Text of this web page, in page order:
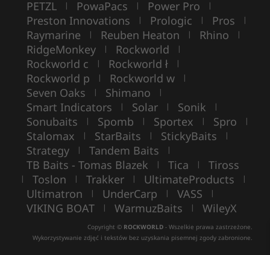
PETZL | PowaPacs | Power Pro |
Preston Innovations | Prologic | Pros |
Raymarine | Reuben Heaton | Rhino |
RidgeMonkey | Rockworld |
Rockworld c | Rockworld ł |
Rockworld p | Rockworld w |
Seven Oaks | Shimano |
Smart Indicators | Solar | Sonik |
Sonubaits | Spomb | Sportex | Spro |
Stalomax | StarBaits | StickyBaits |
Strategy | Tandem Baits |
TB Baits - Tomas Blazek | Tica | Tiross
| Toslon | Trakker | UltimateProducts |
Ultimatron | UnderCarp | VASS |
VIKING BOAT | WarmuzBaits | WileyX
Copyright © ROCKWORLD - Wszelkie prawa zastrzeżone.
Wykorzystywanie zdjęć i tekstów bez uzyskania pisemnej zgody zabronione.